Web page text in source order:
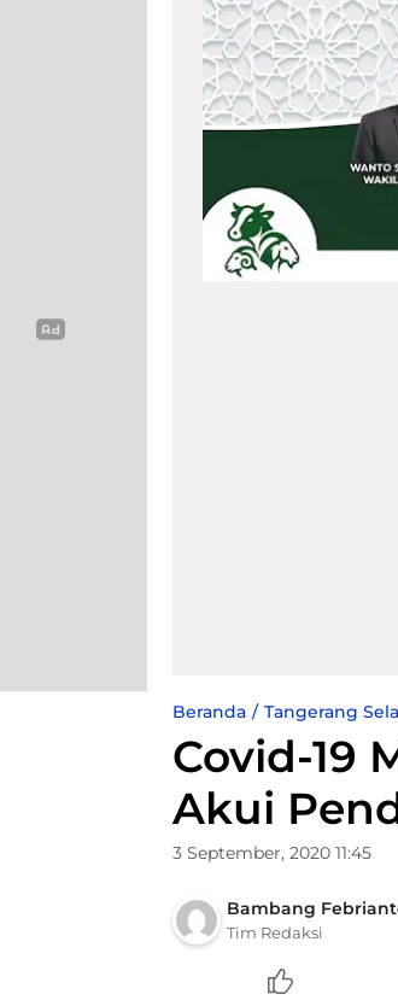
Beranda Tangerang
Covid-19
Akui
3 September, 2020 11:45
Bambang
Tim Redaksi